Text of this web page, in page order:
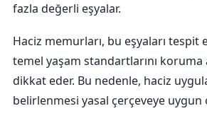
fazla değerli eşyalar.
Haciz memurları, bu eşyaları
temel yaşam standartlarını koruma
dikkat eder. Bu nedenle, haciz
belirlenmesi yasal çerçeveye uygun